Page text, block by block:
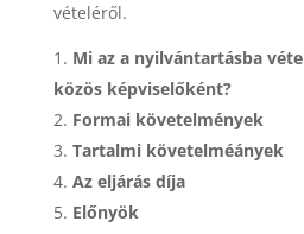
vételéről.
Mi az a nyilvántartásba
közös képviselőként?
Formai követelmények
Tartalmi követelméányek
Az eljárás díja
Előnyök